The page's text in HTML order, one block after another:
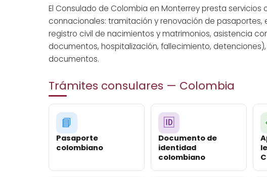
El Consulado de Colombia en Monterrey presta
connacionales: tramitación y renovación de
registro civil de nacimientos y matrimonios, asistencia
documentos, hospitalización, fallecimiento,
documentos.
Trámites consulares — Colombia
📘
Pasaporte
colombiano
🆔
Documento de
identidad
colombiano